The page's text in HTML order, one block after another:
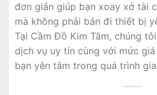
đơn giản giúp bạn xoay xở tài
mà không phải bán đi thiết bị
Tại Cầm Đồ Kim Tâm, chúng
dịch vụ uy tín cùng với mức
bạn yên tâm trong quá trình